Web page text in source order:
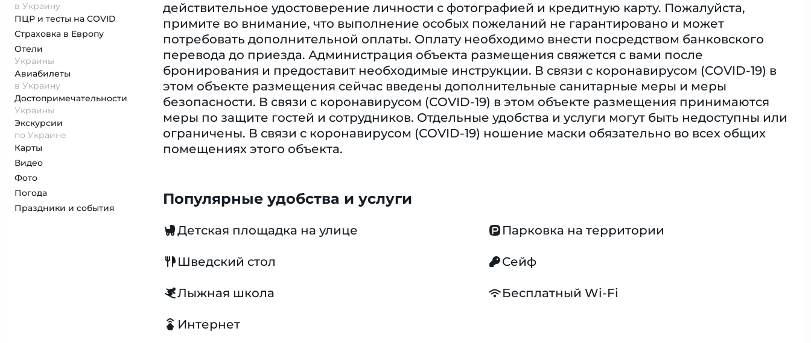
в Украину
ПЦР и тесты на COVID
Страховка в Европу
Отели
Украины
Авиабилеты
в Украину
Достопримеча­тельности
Украины
Экскурсии
по Украине
Карты
Видео
Фото
Погода
Праздники и события
действительное удостоверение личности с фотографией и кредитную карту. Пожалуйста,
примите во внимание, что выполнение особых пожеланий не гарантировано и может
потребовать дополнительной оплаты. Оплату необходимо внести посредством банковского
перевода до приезда. Администрация объекта размещения свяжется с вами после
бронирования и предоставит необходимые инструкции. В связи с коронавирусом (COVID-19) в
этом объекте размещения сейчас введены дополнительные санитарные меры и меры
безопасности. В связи с коронавирусом (COVID-19) в этом объекте размещения принимаются
меры по защите гостей и сотрудников. Отдельные удобства и услуги могут быть недоступны или
ограничены. В связи с коронавирусом (COVID-19) ношение маски обязательно во всех общих
помещениях этого объекта.
Популярные удобства и услуги
Детская площадка на улице Парковка на территории
Шведский стол Сейф
Лыжная школа Бесплатный Wi-Fi
Интернет